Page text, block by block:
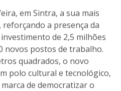
em Sintra, a sua mais
a presença da
de 2,5 milhões
novos postos de trabalho.
quadrados, o novo
polo cultural e tecnológico,
de democratizar o